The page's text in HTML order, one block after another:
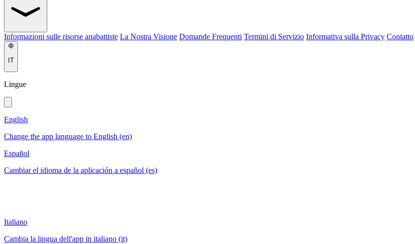
Informazioni sulle risorse anabattiste La Nostra Visione Domande Frequenti Termini di Servizio Informativa sulla Privacy Contatto
IT
Lingue
English
Change the app language to English (en)
Español
Cambiar el idioma de la aplicación a español (es)
Italiano
Cambia la lingua dell'app in italiano (it)